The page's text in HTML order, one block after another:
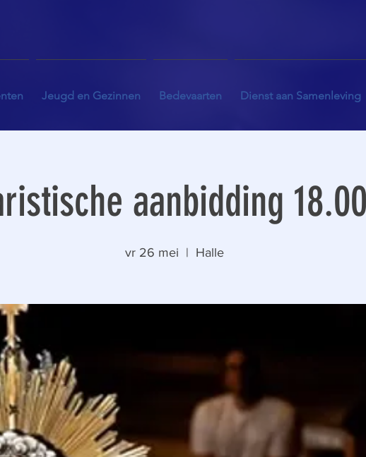
Jeugd en Gezinnen Bedevaarten Dienst aan Samenleving
aanbidding
vr 26 mei
  |
Halle